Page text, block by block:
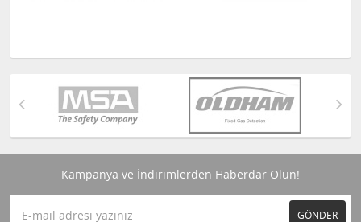
Kampanya ve İndirimlerden Haberdar Olun!
GÖNDER